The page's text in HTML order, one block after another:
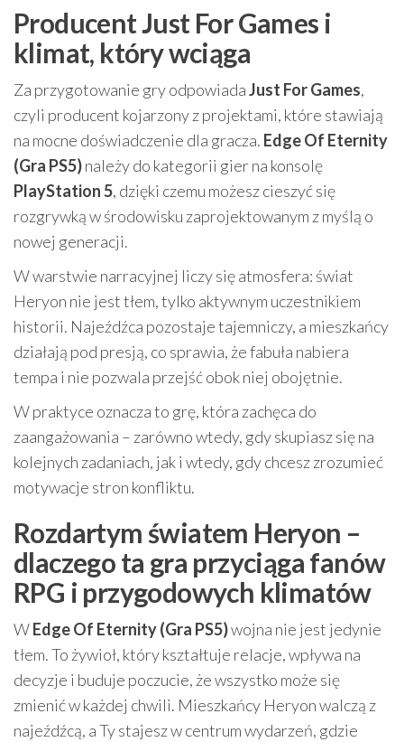
Producent Just For Games i
klimat, który wciąga
Za przygotowanie gry odpowiadaJust For Games,
czyli producent kojarzony z projektami, które stawiają
na mocne doświadczenie dla gracza. Edge Of Eternity
(Gra PS5)należy do kategorii gier na konsolę
PlayStation 5, dzięki czemu możesz cieszyć się
rozgrywką w środowisku zaprojektowanym z myślą o
nowej generacji.
W warstwie narracyjnej liczy się atmosfera: świat
Heryon nie jest tłem, tylko aktywnym uczestnikiem
historii. Najeźdźca pozostaje tajemniczy, a mieszkańcy
działają pod presją, co sprawia, że fabuła nabiera
tempa i nie pozwala przejść obok niej obojętnie.
W praktyce oznacza to grę, która zachęca do
zaangażowania – zarówno wtedy, gdy skupiasz się na
kolejnych zadaniach, jak i wtedy, gdy chcesz zrozumieć
motywacje stron konfliktu.
Rozdartym światem Heryon –
dlaczego ta gra przyciąga fanów
RPG i przygodowych klimatów
WEdge Of Eternity (Gra PS5)wojna nie jest jedynie
tłem. To żywioł, który kształtuje relacje, wpływa na
decyzje i buduje poczucie, że wszystko może się
zmienić w każdej chwili. Mieszkańcy Heryon walczą z
najeźdźcą, a Ty stajesz w centrum wydarzeń, gdzie